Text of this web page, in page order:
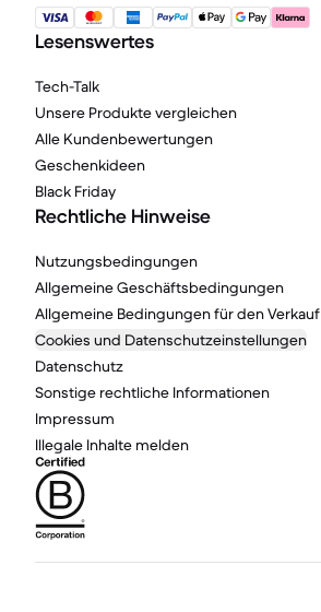
Lesenswertes
Tech-Talk
Unsere Produkte vergleichen
Alle Kundenbewertungen
Geschenkideen
Black Friday
Rechtliche Hinweise
Nutzungsbedingungen
Allgemeine Geschäftsbedingungen
Allgemeine Bedingungen für den Verkauf
Cookies und Datenschutzeinstellungen
Datenschutz
Sonstige rechtliche Informationen
Impressum
Illegale Inhalte melden